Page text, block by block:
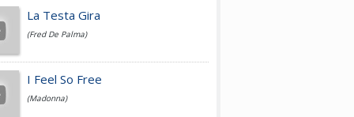
Fedez
Simone Cristicchi
La Testa Gira
(Fred De Palma)
I Feel So Free
(Madonna)